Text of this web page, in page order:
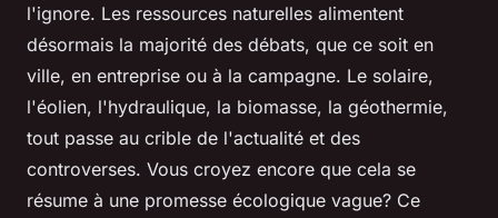
l'ignore. Les ressources naturelles alimentent
désormais la majorité des débats, que ce soit en
ville, en entreprise ou à la campagne. Le solaire,
l'éolien, l'hydraulique, la biomasse, la géothermie,
tout passe au crible de l'actualité et des
controverses. Vous croyez encore que cela se
résume à une promesse écologique vague? Ce